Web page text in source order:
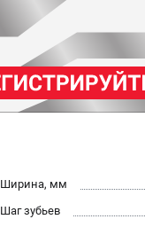
Ширина, мм
Шаг зубьев